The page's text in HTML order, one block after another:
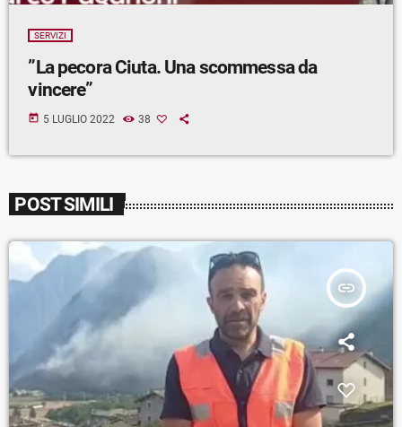
SERVIZI
”La pecora Ciuta. Una scommessa da
vincere”
today 5 LUGLIO 2022 38
POST SIMILI
insert_link